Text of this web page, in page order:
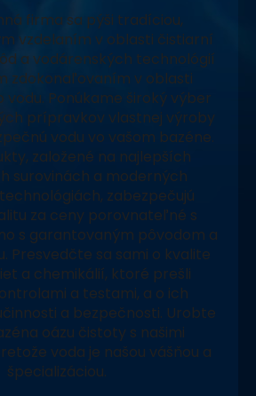
firma sa pýši tradíciou,
vzdelaním v oblasti čistiarní
a vodárenských technológií
zdokonaľovaním v oblasti
vodu. Ponúkame široký výber
prípravkov vlastnej výroby
vodu vo vašom bazéne.
založené na najlepších
surovinách a moderných
zabezpečujú
za ceny porovnateľné s
s garantovaným pôvodom a
Presvedčte sa sami o kvalite
a chemikálií, ktoré prešli
a testami, a o ich
a bezpečnosti. Urobte
oázu čistoty s našimi
voda je našou vášňou a
špecializáciou.